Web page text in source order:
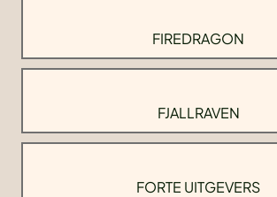
FIREDRAGON
FJALLRAVEN
FORTE UITGEVERS